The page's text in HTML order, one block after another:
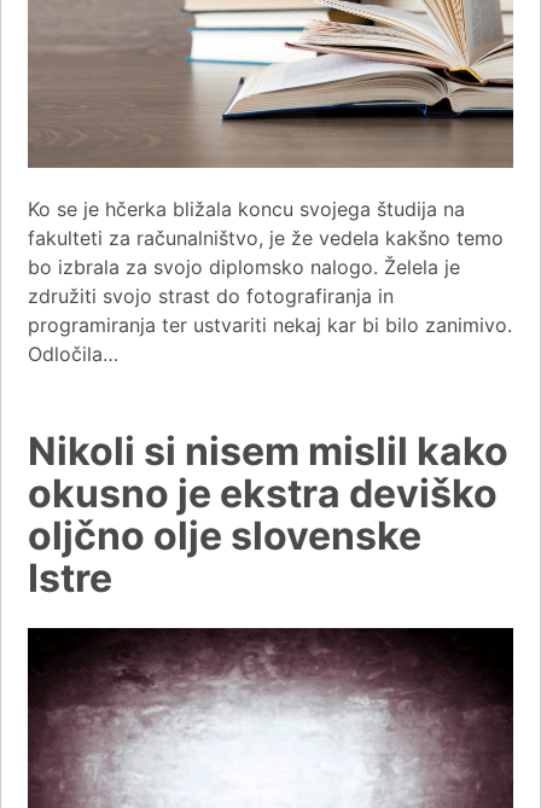
Ko se je hčerka bližala koncu svojega študija na
fakulteti za računalništvo, je že vedela kakšno temo
bo izbrala za svojo diplomsko nalogo. Želela je
združiti svojo strast do fotografiranja in
programiranja ter ustvariti nekaj kar bi bilo zanimivo.
Odločila…
Nikoli si nisem mislil kako
okusno je ekstra deviško
oljčno olje slovenske
Istre